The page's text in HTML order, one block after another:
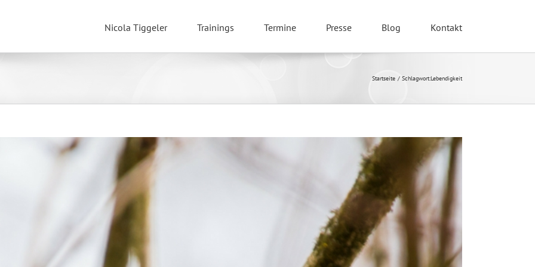
Nicola Tiggeler Trainings Termine Presse Blog Kontakt
Startseite Schlagwort:Lebendigkeit